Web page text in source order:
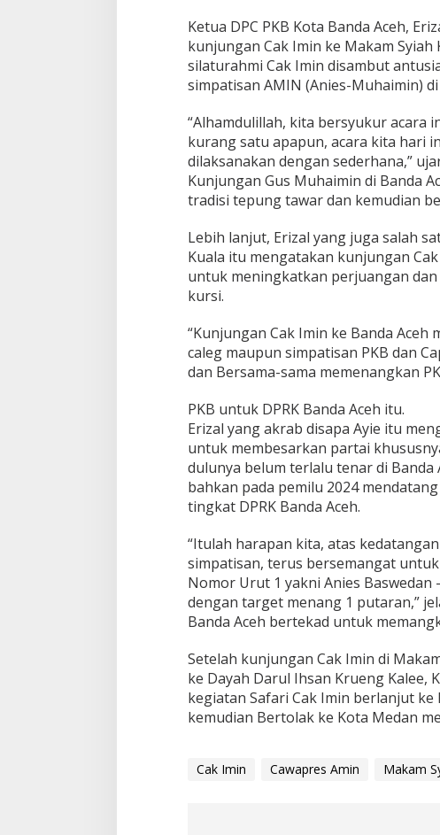
Ketua DPC PKB Kota Banda Aceh,
kunjungan Cak Imin ke Makam
silaturahmi Cak Imin disambut
simpatisan AMIN (Anies-Muhaimin) di
“Alhamdulillah, kita bersyukur acara
kurang satu apapun, acara kita hari
dilaksanakan dengan sederhana,”
Kunjungan Gus Muhaimin di Banda
tradisi tepung tawar dan kemudian
Lebih lanjut, Erizal yang juga salah
Kuala itu mengatakan kunjungan
untuk meningkatkan perjuangan dan
kursi.
“Kunjungan Cak Imin ke Banda
caleg maupun simpatisan PKB dan
dan Bersama-sama memenangkan
PKB untuk DPRK Banda Aceh itu.
Erizal yang akrab disapa Ayie itu
untuk membesarkan partai
dulunya belum terlalu tenar di Banda
bahkan pada pemilu 2024
tingkat DPRK Banda Aceh.
“Itulah harapan kita, atas
simpatisan, terus bersemangat
Nomor Urut 1 yakni Anies
dengan target menang 1 putaran,”
Banda Aceh bertekad untuk
Setelah kunjungan Cak Imin di
ke Dayah Darul Ihsan Krueng Kalee,
kegiatan Safari Cak Imin berlanjut ke
kemudian Bertolak ke Kota Medan
Cak Imin Cawapres Amin Makam